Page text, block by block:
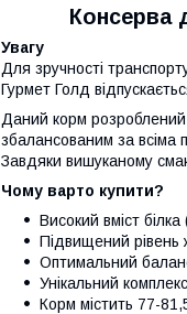
Консерва
Увагу
Для зручності
Гурмет Голд
Даний корм розроблений
збалансованим за всіма
Завдяки вишуканому
Чому варто купити?
Високий вміст
Підвищений рівень
Оптимальний
Унікальний
Корм містить 77-